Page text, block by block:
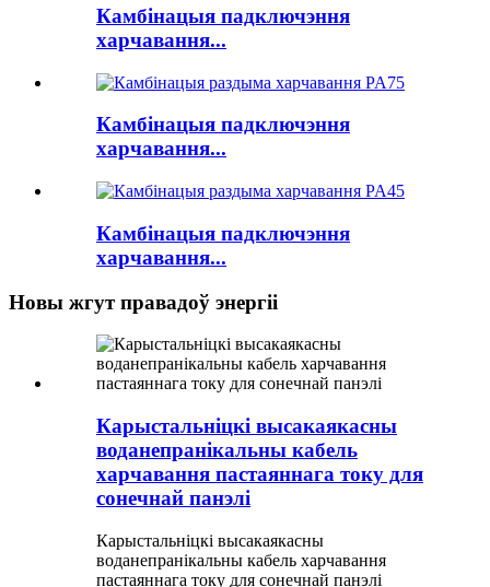
Камбінацыя падключэння
харчавання...
Камбінацыя падключэння
харчавання...
Камбінацыя падключэння
харчавання...
Новы жгут правадоў энергіі
Карыстальніцкі высакаякасны
воданепранікальны кабель
харчавання пастаяннага току для
сонечнай панэлі
Карыстальніцкі высакаякасны
воданепранікальны кабель харчавання
пастаяннага току для сонечнай панэлі